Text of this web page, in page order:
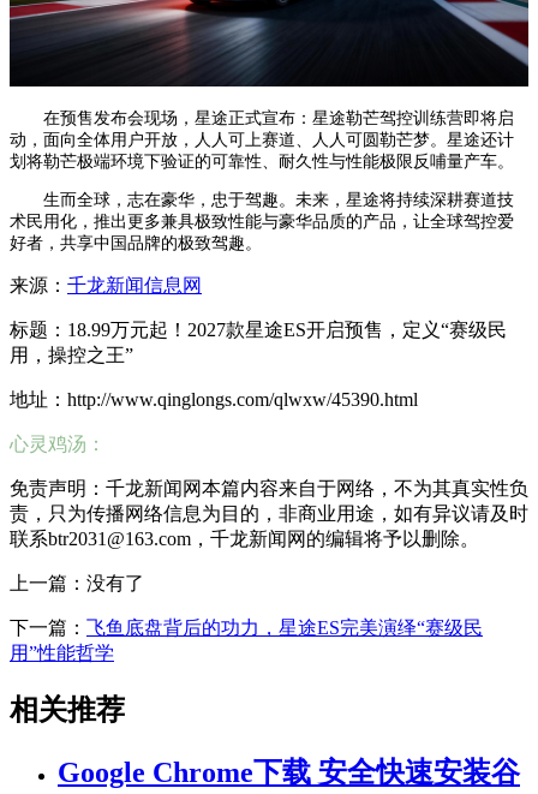
在预售发布会现场，星途正式宣布：星途勒芒驾控训练营即将启
动，面向全体用户开放，人人可上赛道、人人可圆勒芒梦。星途还计
划将勒芒极端环境下验证的可靠性、耐久性与性能极限反哺量产车。
生而全球，志在豪华，忠于驾趣。未来，星途将持续深耕赛道技
术民用化，推出更多兼具极致性能与豪华品质的产品，让全球驾控爱
好者，共享中国品牌的极致驾趣。
来源： 千龙新闻信息网
标题：18.99万元起！2027款星途ES开启预售，定义“赛级民
用，操控之王”
地址：http://www.qinglongs.com/qlwxw/45390.html
心灵鸡汤：
免责声明：千龙新闻网本篇内容来自于网络，不为其真实性负
责，只为传播网络信息为目的，非商业用途，如有异议请及时
联系btr2031@163.com，千龙新闻网的编辑将予以删除。
上一篇：没有了
下一篇： 飞鱼底盘背后的功力，星途ES完美演绎“赛级民
用”性能哲学
相关推荐
Google Chrome下载 安全快速安装谷